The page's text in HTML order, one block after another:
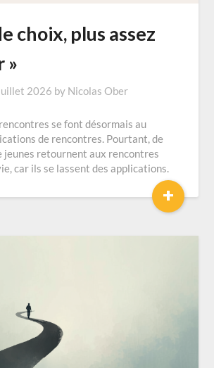
choix, plus assez
»
2026 by Nicolas Ober
se font désormais au
de rencontres. Pourtant, de
jeunes retournent aux rencontres
car ils se lassent des applications.
+